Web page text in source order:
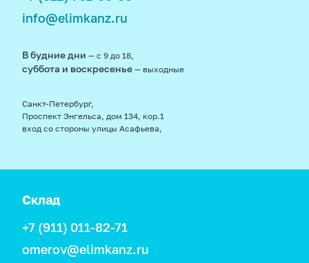
info@elimkanz.ru
В будние дни — с 9 до 18,
суббота и воскресенье — выходные
Санкт-Петербург,
Проспект Энгельса, дом 134, кор.1
вход со стороны улицы Асафьева,
Склад
+7 (911) 011-82-71
omerov@elimkanz.ru